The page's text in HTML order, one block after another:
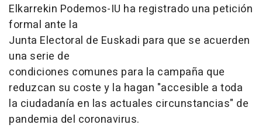
Elkarrekin Podemos-IU ha registrado una petición
formal ante la
Junta Electoral de Euskadi para que se acuerden
una serie de
condiciones comunes para la campaña que
reduzcan su coste y la hagan "accesible a toda
la ciudadanía en las actuales circunstancias" de
pandemia del coronavirus.